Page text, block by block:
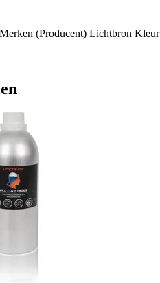
Merken (Producent) Lichtbron Kleur